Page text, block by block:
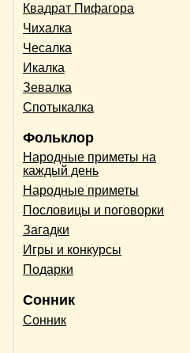
Квадрат Пифагора
Чихалка
Чесалка
Икалка
Зевалка
Спотыкалка
Фольклор
Народные приметы на
каждый день
Народные приметы
Пословицы и поговорки
Загадки
Игры и конкурсы
Подарки
Сонник
Сонник